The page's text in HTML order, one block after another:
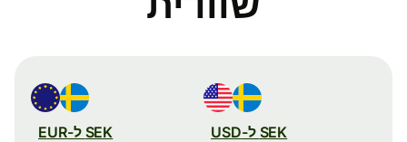
SEK ל-USD SEK ל-EUR